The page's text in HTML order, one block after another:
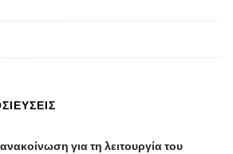
για τη λειτουργία του